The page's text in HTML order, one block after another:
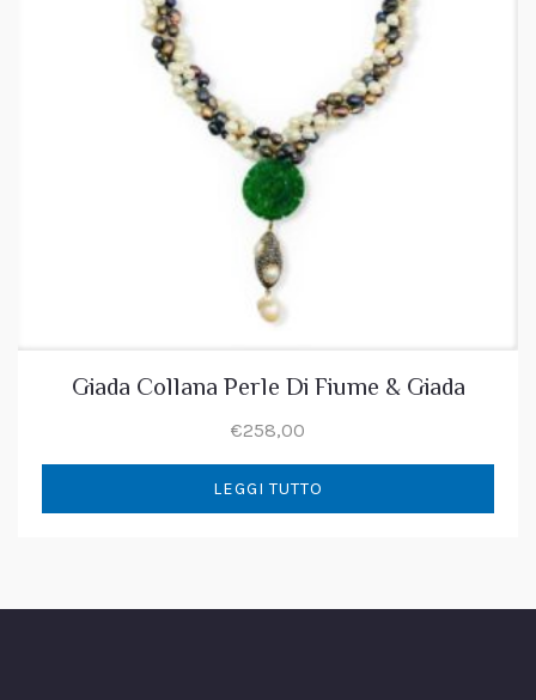
Giada Collana Perle Di Fiume & Giada
€258,00
LEGGI TUTTO